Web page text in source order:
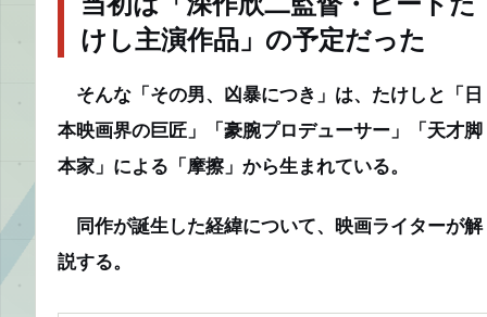
けし主演作品」の予定だった
そんな「その男、凶暴につき」は、たけしと「日
本映画界の巨匠」「豪腕プロデューサー」「天才脚
本家」による「摩擦」から生まれている。
同作が誕生した経緯について、映画ライターが解
説する。